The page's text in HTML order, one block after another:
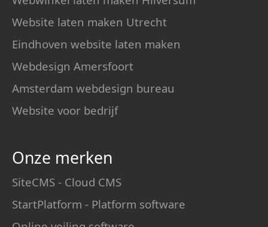
Website laten maken Utrecht
Eindhoven website laten maken
Webdesign Amersfoort
Amsterdam webdesign bureau
Website voor bedrijf
Onze merken
SiteCMS - Cloud CMS
StartPlatform - Platform software